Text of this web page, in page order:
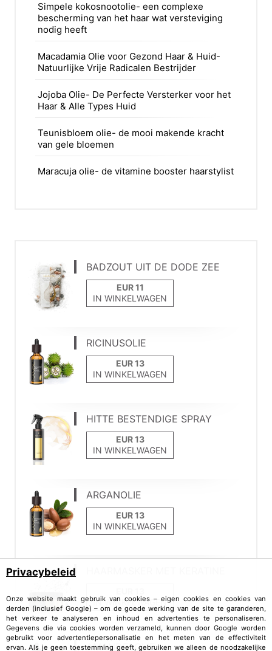
Simpele kokosnootolie- een complexe
bescherming van het haar wat versteviging
nodig heeft
Macadamia Olie voor Gezond Haar & Huid-
Natuurlijke Vrije Radicalen Bestrijder
Jojoba Olie- De Perfecte Versterker voor het
Haar & Alle Types Huid
Teunisbloem olie- de mooi makende kracht
van gele bloemen
Maracuja olie- de vitamine booster haarstylist
BADZOUT UIT DE DODE ZEE
IN WINKELWAGEN
RICINUSOLIE
IN WINKELWAGEN
HITTE BESTENDIGE SPRAY
IN WINKELWAGEN
ARGANOLIE
IN WINKELWAGEN
IN WINKELWAGEN
AMANDELOLIE
Privacybeleid
Onze website maakt gebruik van cookies – eigen cookies en cookies van
derden (inclusief Google) – om de goede werking van de site te garanderen,
het verkeer te analyseren en inhoud en advertenties te personaliseren.
Gegevens die via cookies worden verzameld, kunnen door Google worden
gebruikt voor advertentiepersonalisatie en het meten van de effectiviteit
ervan. Als je geen toestemming geeft, gebruiken we alleen de noodzakelijke